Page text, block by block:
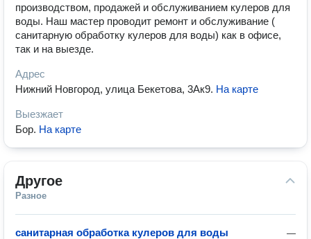
производством, продажей и обслуживанием кулеров для
воды. Наш мастер проводит ремонт и обслуживание (
санитарную обработку кулеров для воды) как в офисе,
так и на выезде.
Адрес
Нижний Новгород, улица Бекетова, 3Ак9. На карте
Выезжает
Бор. На карте
Другое
Разное
—
санитарная обработка кулеров для воды